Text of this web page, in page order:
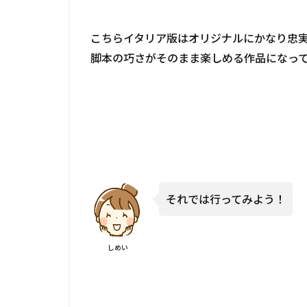
こちらイタリア版はオリジナルにかなり忠実
脚本の巧さがそのまま楽しめる作品になって
しめい
それでは行ってみよう！